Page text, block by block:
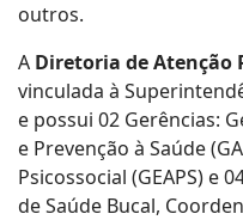
outros.
A Diretoria de Atenção
vinculada à
e possui 02 Gerências:
e Prevenção à Saúde
Psicossocial (GEAPS) e
de Saúde Bucal,